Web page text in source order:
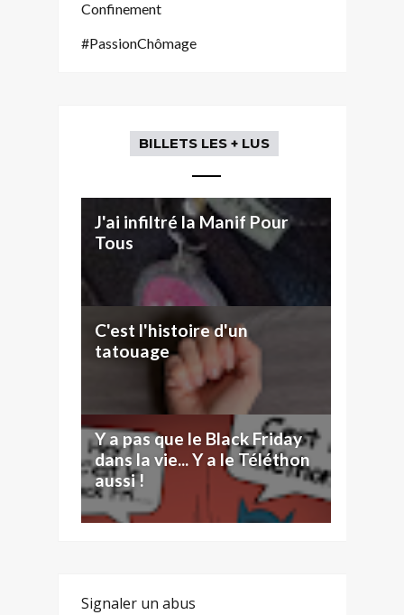
Confinement
#PassionChômage
BILLETS LES + LUS
J'ai infiltré la Manif Pour
Tous
C'est l'histoire d'un
tatouage
Y a pas que le Black Friday
dans la vie... Y a le Téléthon
aussi !
Signaler un abus